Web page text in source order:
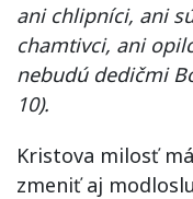
ani chlipníci, ani
chamtivci, ani
nebudú dedičmi
10).
Kristova milosť
zmeniť aj